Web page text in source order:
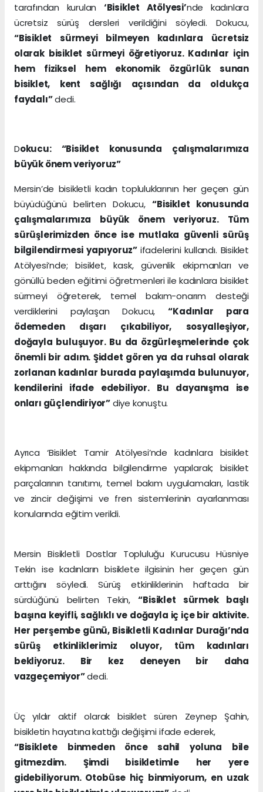
tarafından kurulan ‘Bisiklet Atölyesi’nde kadınlara
ücretsiz sürüş dersleri verildiğini söyledi. Dokucu,
“Bisiklet sürmeyi bilmeyen kadınlara ücretsiz
olarak bisiklet sürmeyi öğretiyoruz. Kadınlar için
hem fiziksel hem ekonomik özgürlük sunan
bisiklet, kent sağlığı açısından da oldukça
faydalı”dedi.
Dokucu: “Bisiklet konusunda çalışmalarımıza
büyük önem veriyoruz”
Mersin’de bisikletli kadın topluluklarının her geçen gün
büyüdüğünü belirten Dokucu,“Bisiklet konusunda
çalışmalarımıza büyük önem veriyoruz. Tüm
sürüşlerimizden önce ise mutlaka güvenli sürüş
bilgilendirmesi yapıyoruz” ifadelerini kullandı. Bisiklet
Atölyesi’nde; bisiklet, kask, güvenlik ekipmanları ve
gönüllü beden eğitimi öğretmenleri ile kadınlara bisiklet
sürmeyi öğreterek, temel bakım-onarım desteği
verdiklerini paylaşan Dokucu,“Kadınlar para
ödemeden dışarı çıkabiliyor, sosyalleşiyor,
doğayla buluşuyor. Bu da özgürleşmelerinde çok
önemli bir adım. Şiddet gören ya da ruhsal olarak
zorlanan kadınlar burada paylaşımda bulunuyor,
kendilerini ifade edebiliyor. Bu dayanışma ise
onları güçlendiriyor”diye konuştu.
Ayrıca ‘Bisiklet Tamir Atölyesi’nde kadınlara bisiklet
ekipmanları hakkında bilgilendirme yapılarak; bisiklet
parçalarının tanıtımı, temel bakım uygulamaları, lastik
ve zincir değişimi ve fren sistemlerinin ayarlanması
konularında eğitim verildi.
Mersin Bisikletli Dostlar Topluluğu Kurucusu Hüsniye
Tekin ise kadınların bisiklete ilgisinin her geçen gün
arttığını söyledi. Sürüş etkinliklerinin haftada bir
sürdüğünü belirten Tekin,“Bisiklet sürmek başlı
başına keyifli, sağlıklı ve doğayla iç içe bir aktivite.
Her perşembe günü, Bisikletli Kadınlar Durağı’nda
sürüş etkinliklerimiz oluyor, tüm kadınları
bekliyoruz. Bir kez deneyen bir daha
vazgeçemiyor”dedi.
Üç yıldır aktif olarak bisiklet süren Zeynep Şahin,
bisikletin hayatına kattığı değişimi ifade ederek,
“Bisiklete binmeden önce sahil yoluna bile
gitmezdim. Şimdi bisikletimle her yere
gidebiliyorum. Otobüse hiç binmiyorum, en uzak